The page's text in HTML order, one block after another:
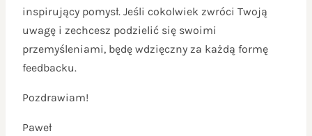
inspirujący pomysł. Jeśli cokolwiek zwróci Twoją
uwagę i zechcesz podzielić się swoimi
przemyśleniami, będę wdzięczny za każdą formę
feedbacku.
Pozdrawiam!
Paweł